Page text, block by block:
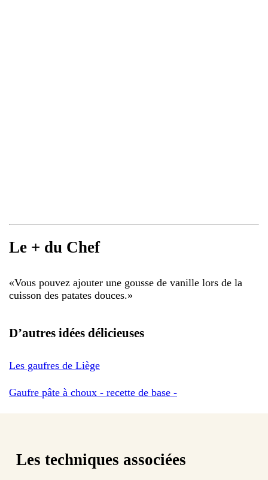
Le + du Chef
«Vous pouvez ajouter une gousse de vanille lors de la
cuisson des patates douces.»
D’autres idées délicieuses
Les gaufres de Liège
Gaufre pâte à choux - recette de base -
Les techniques associées